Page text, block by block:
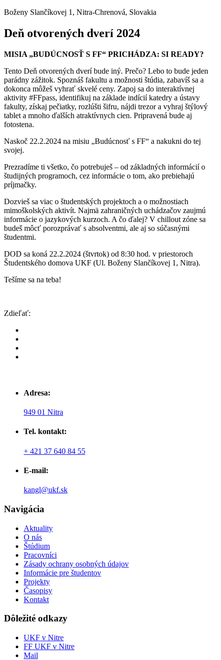
Boženy Slančíkovej 1, Nitra-Chrenová, Slovakia
Deň otvorených dverí 2024
MISIA „BUDÚCNOSŤ S FF“ PRICHÁDZA: SI READY?
Tento Deň otvorených dverí bude iný. Prečo? Lebo to bude jeden
parádny zážitok. Spoznáš fakultu a možnosti štúdia, zabavíš sa a
dokonca môžeš vyhrať skvelé ceny. Zapoj sa do interaktívnej
aktivity #FFpass, identifikuj na základe indícií katedry a ústavy
fakulty, získaj pečiatky, rozlúšti šifru, nájdi trezor a vyhraj štýlový
tablet a mnoho ďalších atraktívnych cien. Pripravená bude aj
fotostena.
Naskoč 22.2.2024 na misiu „Budúcnosť s FF“ a nakukni do tej
svojej.
Prezradíme ti všetko, čo potrebuješ – od základných informácií o
študijných programoch, cez informácie o tom, ako prebiehajú
príjmačky.
Dozvieš sa viac o študentských projektoch a o možnostiach
mimoškolských aktivít. Najmä zahraničných uchádzačov zaujmú
informácie o jazykových kurzoch. A čo ďalej? V chillout zóne sa
budeš môcť porozprávať s absolventmi, ale aj so súčasnými
študentmi.
DOD sa koná 22.2.2024 (štvrtok) od 8:30 hod. v priestoroch
Študentského domova UKF (Ul. Boženy Slančíkovej 1, Nitra).
Tešíme sa na teba!
Zdieľať:
Adresa:
949 01 Nitra
Tel. kontakt:
+ 421 37 640 84 55
E-mail:
kangl@ukf.sk
Navigácia
Aktuality
O nás
Štúdium
Pracovníci
Zásady ochrany osobných údajov
Informácie pre študentov
Projekty
Časopisy
Kontakt
Dôležité odkazy
UKF v Nitre
FF UKF v Nitre
Mail